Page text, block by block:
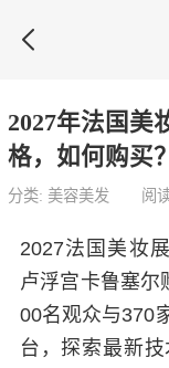

2027年法国美
格，如何购买？
分类: 美容美发 阅
2027法国美妆
卢浮宫卡鲁塞尔
00名观众与370
台，探索最新